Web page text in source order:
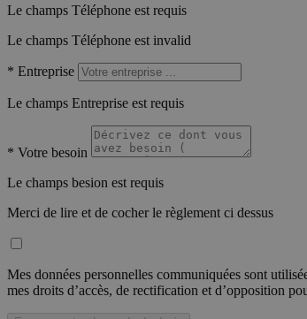
Le champs Téléphone est requis
Le champs Téléphone est invalid
* Entreprise
Le champs Entreprise est requis
* Votre besoin
Le champs besion est requis
Merci de lire et de cocher le règlement ci dessus
Mes données personnelles communiquées sont
mes droits d’accès, de rectification et d’opposition